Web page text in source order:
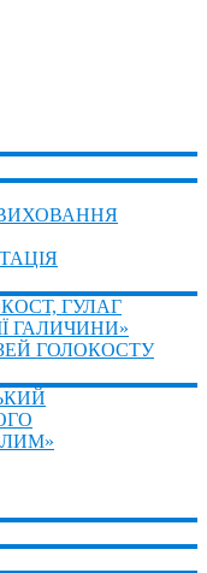
ГУЛАГ
ГАЛИЧИНИ»
ГОЛОКОСТУ